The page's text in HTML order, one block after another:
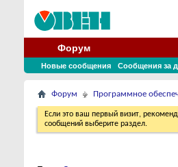
Форум
Новые сообщения Сообщения за
Форум Программное
Если это ваш первый визит,
сообщений выберите раздел.